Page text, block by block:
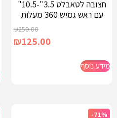
חצובה לטאבלט 3.5"-10.5"
עם ראש גמיש 360 מעלות
₪250.00
₪125.00
מידע נוסף
-71%